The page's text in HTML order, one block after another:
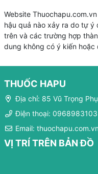
Website
hậu quả nào xảy ra do tự
trên và các trường hợp
dung không có ý kiến hoặc
THUỐC HAPU
Địa chỉ: 85 Vũ Trọng
Điện thoại: 0968983103
Email:
VỊ TRÍ TRÊN BẢN ĐỒ